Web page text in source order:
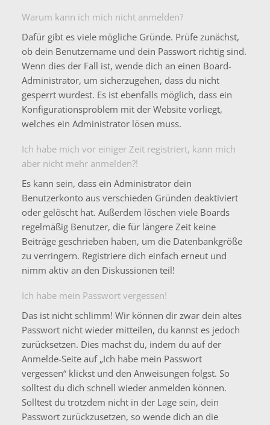
Warum kann ich mich nicht anmelden?
Dafür gibt es viele mögliche Gründe. Prüfe zunächst,
ob dein Benutzername und dein Passwort richtig sind.
Wenn dies der Fall ist, wende dich an einen Board-
Administrator, um sicherzugehen, dass du nicht
gesperrt wurdest. Es ist ebenfalls möglich, dass ein
Konfigurationsproblem mit der Website vorliegt,
welches ein Administrator lösen muss.
Ich habe mich vor einiger Zeit registriert, kann mich
aber nicht mehr anmelden?!
Es kann sein, dass ein Administrator dein
Benutzerkonto aus verschieden Gründen deaktiviert
oder gelöscht hat. Außerdem löschen viele Boards
regelmäßig Benutzer, die für längere Zeit keine
Beiträge geschrieben haben, um die Datenbankgröße
zu verringern. Registriere dich einfach erneut und
nimm aktiv an den Diskussionen teil!
Ich habe mein Passwort vergessen!
Das ist nicht schlimm! Wir können dir zwar dein altes
Passwort nicht wieder mitteilen, du kannst es jedoch
zurücksetzen. Dies machst du, indem du auf der
Anmelde-Seite auf „Ich habe mein Passwort
vergessen“ klickst und den Anweisungen folgst. So
solltest du dich schnell wieder anmelden können.
Solltest du trotzdem nicht in der Lage sein, dein
Passwort zurückzusetzen, so wende dich an die